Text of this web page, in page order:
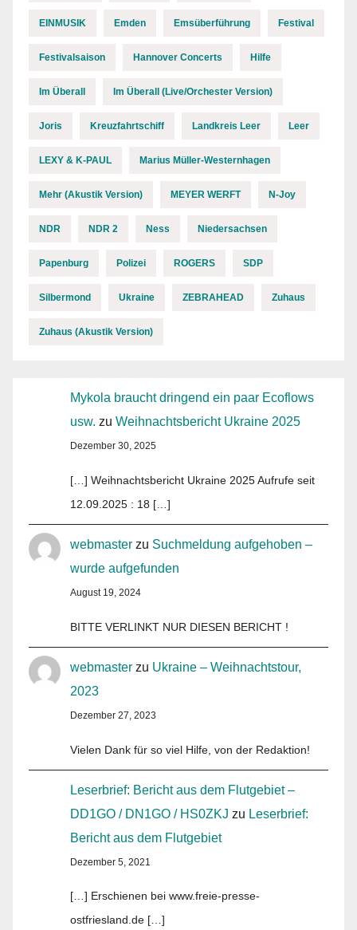
EINMUSIK Emden Emsüberführung Festival
Festivalsaison Hannover Concerts Hilfe
Im Überall Im Überall (Live/Orchester Version)
Joris Kreuzfahrtschiff Landkreis Leer Leer
LEXY & K-PAUL Marius Müller-Westernhagen
Mehr (Akustik Version) MEYER WERFT N-Joy
NDR NDR 2 Ness Niedersachsen
Papenburg Polizei ROGERS SDP
Silbermond Ukraine ZEBRAHEAD Zuhaus
Zuhaus (Akustik Version)
Mykola braucht dringend ein paar Ecoflows
usw. zu Weihnachtsbericht Ukraine 2025
Dezember 30, 2025
[…] Weihnachtsbericht Ukraine 2025 Aufrufe seit
12.09.2025 : 18 […]
webmaster zu Suchmeldung aufgehoben –
wurde aufgefunden
August 19, 2024
BITTE VERLINKT NUR DIESEN BERICHT !
webmaster zu Ukraine – Weihnachtstour,
2023
Dezember 27, 2023
Vielen Dank für so viel Hilfe, von der Redaktion!
Leserbrief: Bericht aus dem Flutgebiet –
DD1GO / DN1GO / HS0ZKJ zu Leserbrief:
Bericht aus dem Flutgebiet
Dezember 5, 2021
[…] Erschienen bei www.freie-presse-
ostfriesland.de […]